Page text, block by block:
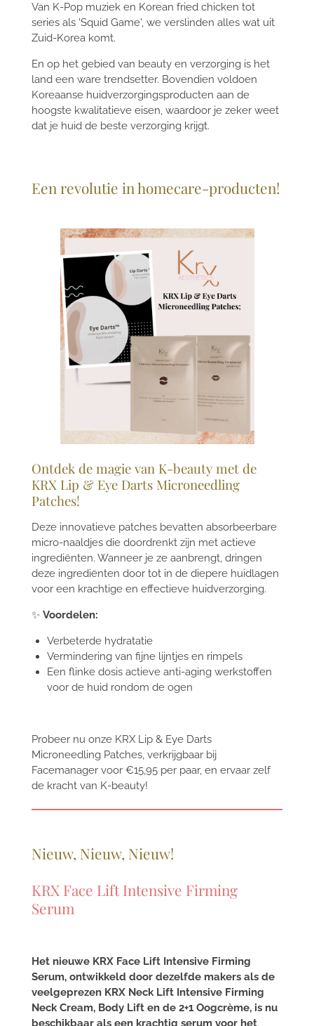
Van K-Pop muziek en Korean fried chicken tot
series als 'Squid Game', we verslinden alles wat uit
Zuid-Korea komt.
En op het gebied van beauty en verzorging is het
land een ware trendsetter. Bovendien voldoen
Koreaanse huidverzorgingsproducten aan de
hoogste kwalitatieve eisen, waardoor je zeker weet
dat je huid de beste verzorging krijgt.
Een revolutie in homecare-producten!
Ontdek de magie van K-beauty met de
KRX Lip & Eye Darts Microneedling
Patches!
Deze innovatieve patches bevatten absorbeerbare
micro-naaldjes die doordrenkt zijn met actieve
ingrediënten. Wanneer je ze aanbrengt, dringen
deze ingrediënten door tot in de diepere huidlagen
voor een krachtige en effectieve huidverzorging.
✨ Voordelen:
Verbeterde hydratatie
Vermindering van fijne lijntjes en rimpels
Een flinke dosis actieve anti-aging werkstoffen
voor de huid rondom de ogen
Probeer nu onze KRX Lip & Eye Darts
Microneedling Patches, verkrijgbaar bij
Facemanager voor €15,95 per paar, en ervaar zelf
de kracht van K-beauty!
Nieuw, Nieuw, Nieuw!
KRX Face Lift Intensive Firming
Serum
Het nieuwe KRX Face Lift Intensive Firming
Serum, ontwikkeld door dezelfde makers als de
veelgeprezen KRX Neck Lift Intensive Firming
Neck Cream, Body Lift en de 2+1 Oogcrème, is nu
beschikbaar als een krachtig serum voor het